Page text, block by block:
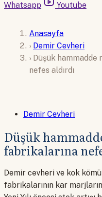
Whatsapp
Youtube
Anasayfa
› Demir Cevheri
› Düşük
nefes aldırdı
Demir Cevheri
Düşük
fabrikalarına
Demir cevheri ve kok
fabrikalarının kar